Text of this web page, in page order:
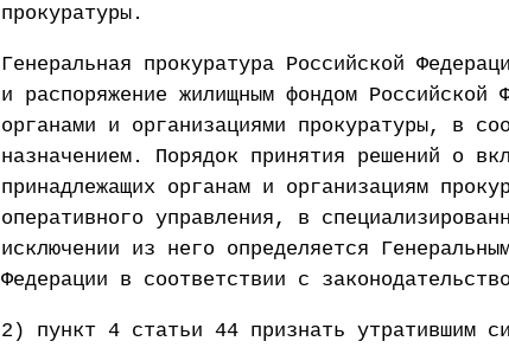
прокуратуры.
Генеральная прокуратура Российской
и распоряжение жилищным фондом Российской
органами и организациями прокуратуры, в
назначением. Порядок принятия решений о
принадлежащих органам и организациям
оперативного управления, в
исключении из него определяется
Федерации в соответствии с
2) пункт 4 статьи 44 признать утратившим